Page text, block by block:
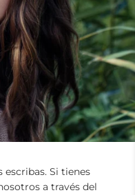
escribas. Si tienes
a través del